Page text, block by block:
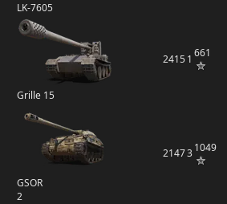
LK-7605
Grille 15
24151 661
GSOR
2
214731049